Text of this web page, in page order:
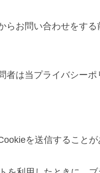
らお問い合わせをす
は当プライバシーポ
を送信することが